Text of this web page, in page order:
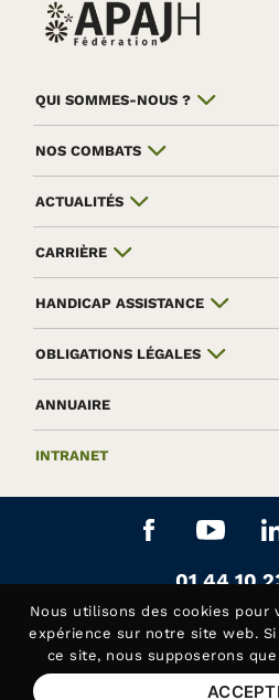
QUI SOMMES-NOUS ?
NOS COMBATS
ACTUALITÉS
CARRIÈRE
HANDICAP ASSISTANCE
OBLIGATIONS LÉGALES
ANNUAIRE
INTRANET
Aller sur le
Aller
01 44 10
Siège de la
01 44 10
Handicap Assistance, les
Nous utilisons des cookies pour
expérience sur notre site web.
ce site, nous supposerons